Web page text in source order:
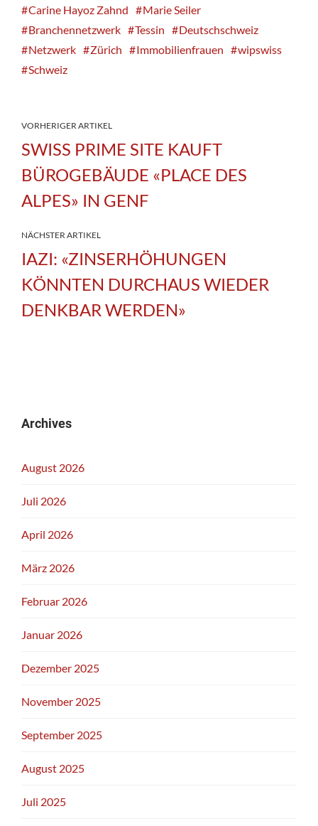
Carine Hayoz Zahnd
Marie Seiler
Branchennetzwerk
Tessin
Deutschschweiz
Netzwerk
Zürich Immobilienfrauen
wipswiss
Schweiz
VORHERIGER ARTIKEL
SWISS PRIME SITE KAUFT
BÜROGEBÄUDE «PLACE DES
ALPES» IN GENF
NÄCHSTER ARTIKEL
IAZI: «ZINSERHÖHUNGEN
KÖNNTEN DURCHAUS WIEDER
DENKBAR WERDEN»
Archives
August 2026
Juli 2026
April 2026
März 2026
Februar 2026
Januar 2026
Dezember 2025
November 2025
September 2025
August 2025
Juli 2025